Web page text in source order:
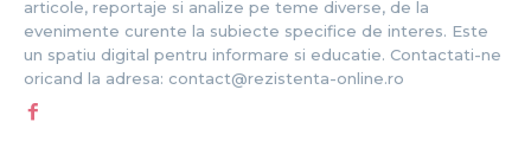
articole, reportaje si analize pe teme diverse, de la
evenimente curente la subiecte specifice de interes. Este
un spatiu digital pentru informare si educatie. Contactati-ne
oricand la adresa: contact@rezistenta-online.ro